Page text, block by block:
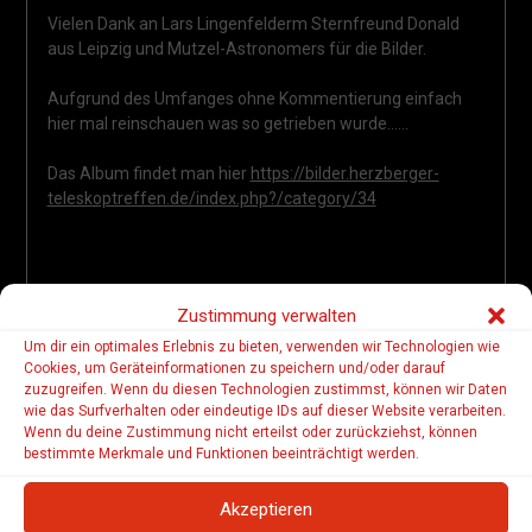
Zustimmung verwalten
Um dir ein optimales Erlebnis zu bieten, verwenden wir Technologien wie
Cookies, um Geräteinformationen zu speichern und/oder darauf
zuzugreifen. Wenn du diesen Technologien zustimmst, können wir Daten
wie das Surfverhalten oder eindeutige IDs auf dieser Website verarbeiten.
Wenn du deine Zustimmung nicht erteilst oder zurückziehst, können
bestimmte Merkmale und Funktionen beeinträchtigt werden.
Akzeptieren
Vielen Dank an Lars Lingenfelderm Sternfreund Donald
aus Leipzig und Mutzel-Astronomers für die Bilder.
Aufgrund des Umfanges ohne Kommentierung einfach
hier mal reinschauen was so getrieben wurde……
Das Album findet man hier https://bilder.herzberger-
teleskoptreffen.de/index.php?/category/34
Beitragsnavigation
← Das 25. HTT ist Geschichte